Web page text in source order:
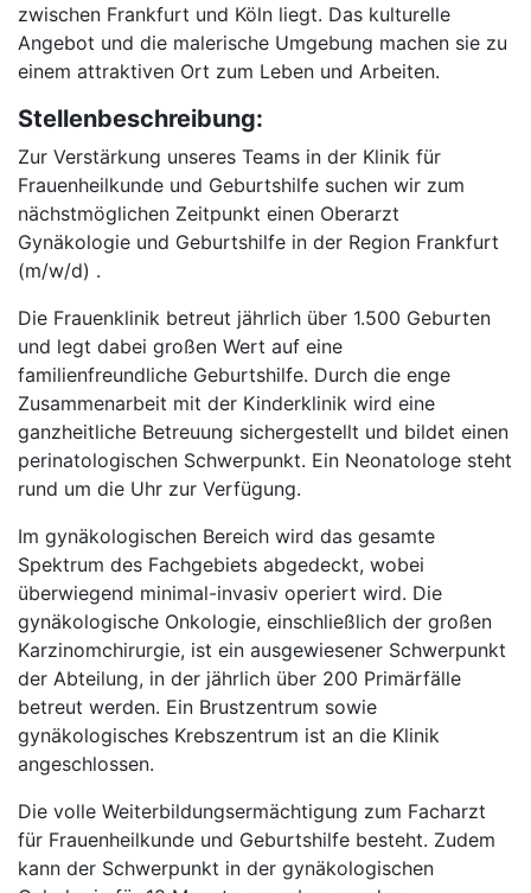
zwischen Frankfurt und Köln liegt. Das kulturelle
Angebot und die malerische Umgebung machen sie zu
einem attraktiven Ort zum Leben und Arbeiten.
Stellenbeschreibung:
Zur Verstärkung unseres Teams in der Klinik für
Frauenheilkunde und Geburtshilfe suchen wir zum
nächstmöglichen Zeitpunkt einen Oberarzt
Gynäkologie und Geburtshilfe in der Region Frankfurt
(m/w/d) .
Die Frauenklinik betreut jährlich über 1.500 Geburten
und legt dabei großen Wert auf eine
familienfreundliche Geburtshilfe. Durch die enge
Zusammenarbeit mit der Kinderklinik wird eine
ganzheitliche Betreuung sichergestellt und bildet einen
perinatologischen Schwerpunkt. Ein Neonatologe steht
rund um die Uhr zur Verfügung.
Im gynäkologischen Bereich wird das gesamte
Spektrum des Fachgebiets abgedeckt, wobei
überwiegend minimal-invasiv operiert wird. Die
gynäkologische Onkologie, einschließlich der großen
Karzinomchirurgie, ist ein ausgewiesener Schwerpunkt
der Abteilung, in der jährlich über 200 Primärfälle
betreut werden. Ein Brustzentrum sowie
gynäkologisches Krebszentrum ist an die Klinik
angeschlossen.
Die volle Weiterbildungsermächtigung zum Facharzt
für Frauenheilkunde und Geburtshilfe besteht. Zudem
kann der Schwerpunkt in der gynäkologischen